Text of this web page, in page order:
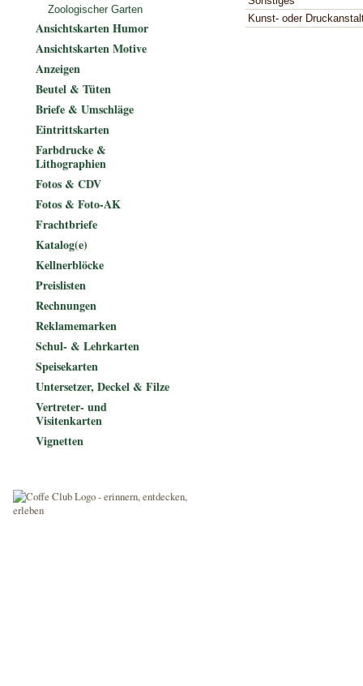
Kunst- oder
Zoologischer Garten
Ansichtskarten Humor
Ansichtskarten Motive
Anzeigen
Beutel & Tüten
Briefe & Umschläge
Eintrittskarten
Farbdrucke &
Lithographien
Fotos & CDV
Fotos & Foto-AK
Frachtbriefe
Katalog(e)
Kellnerblöcke
Preislisten
Rechnungen
Reklamemarken
Schul- & Lehrkarten
Speisekarten
Untersetzer, Deckel & Filze
Vertreter- und
Visitenkarten
Vignetten